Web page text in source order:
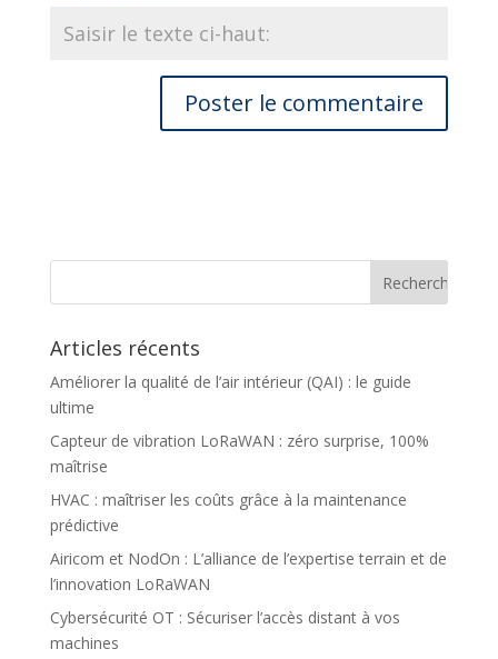
Articles récents
Améliorer la qualité de l’air intérieur (QAI) : le guide
ultime
Capteur de vibration LoRaWAN : zéro surprise, 100%
maîtrise
HVAC : maîtriser les coûts grâce à la maintenance
prédictive
Airicom et NodOn : L’alliance de l’expertise terrain et de
l’innovation LoRaWAN
Cybersécurité OT : Sécuriser l’accès distant à vos
machines